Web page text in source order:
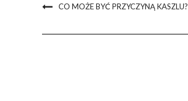
CO MOŻE BYĆ PRZYCZYNĄ KASZLU?